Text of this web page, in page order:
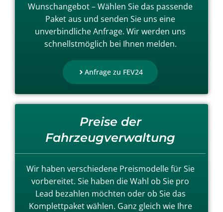
Wunschangebot – Wählen Sie das passende
Paket aus und senden Sie uns eine
unverbindliche Anfrage. Wir werden uns
schnellstmöglich bei Ihnen melden.
Anfrage zu FEV24
Preise der
Fahrzeugverwaltung
Wir haben verschiedene Preismodelle für Sie
vorbereitet. Sie haben die Wahl ob Sie pro
Lead bezahlen möchten oder ob Sie das
Komplettpaket wählen. Ganz gleich wie Ihre